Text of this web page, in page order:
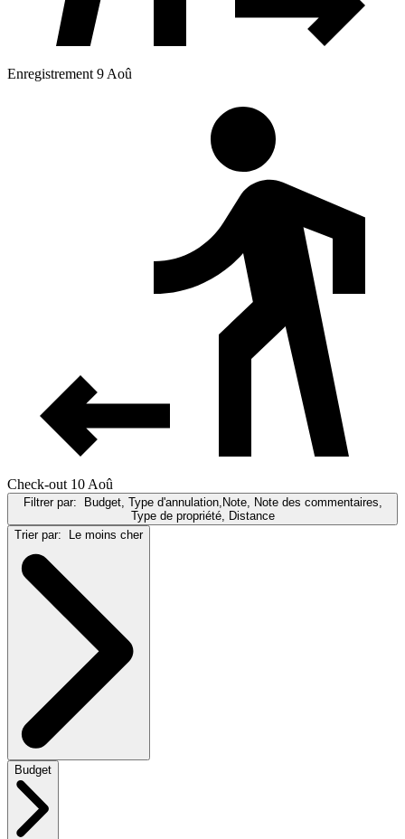
Enregistrement 9 Aoû
Check-out 10 Aoû
Filtrer par: Budget, Type d'annulation,Note, Note des commentaires,
Type de propriété, Distance
Trier par: Le moins cher
Budget